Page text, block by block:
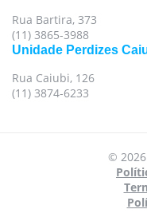
Rua Bartira, 373
(11) 3865-3988
Unidade Perdizes
Rua Caiubi, 126
(11) 3874-6233
©
Para oferecer
cookies e
Para mais
Privacidade